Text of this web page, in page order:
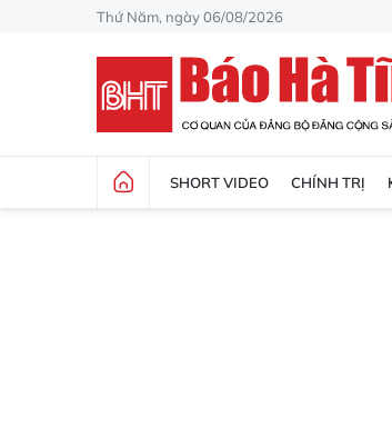
Thứ Năm, ngày 06/08/2026
SHORT VIDEO CHÍNH TRỊ